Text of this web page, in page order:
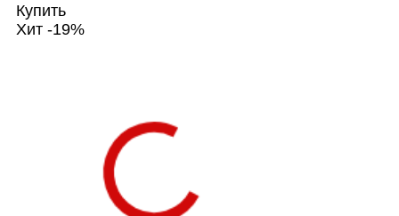
Купить
Хит -19%